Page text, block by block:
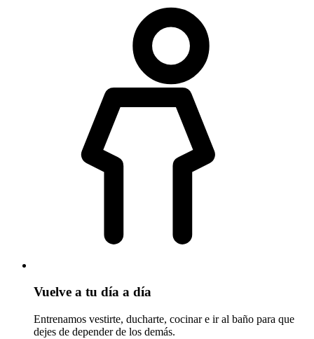
Vuelve a tu día a día
Entrenamos vestirte, ducharte, cocinar e ir al baño para que
dejes de depender de los demás.